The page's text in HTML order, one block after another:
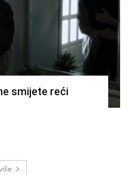
smijete reći